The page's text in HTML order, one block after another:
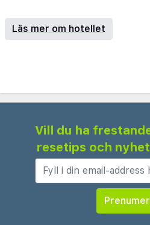
Läs mer om hotellet
Vill du ha
resetips och